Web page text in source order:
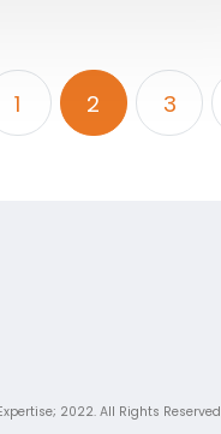
1 2 3
2022. All Rights Reserved